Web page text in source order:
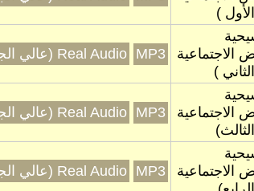
)
الاجتماعية
)
MP3 Real Audio (عالي الجودة)
الاجتماعية
MP3 Real Audio (عالي الجودة)
الاجتماعية
MP3 Real Audio (عالي الجودة)